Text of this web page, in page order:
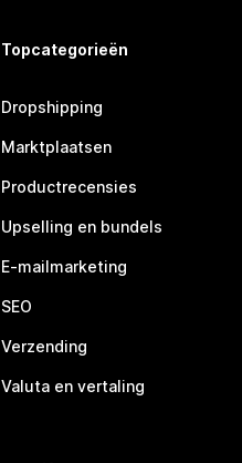
Topcategorieën
Dropshipping
Marktplaatsen
Productrecensies
Upselling en bundels
E-mailmarketing
SEO
Verzending
Valuta en vertaling